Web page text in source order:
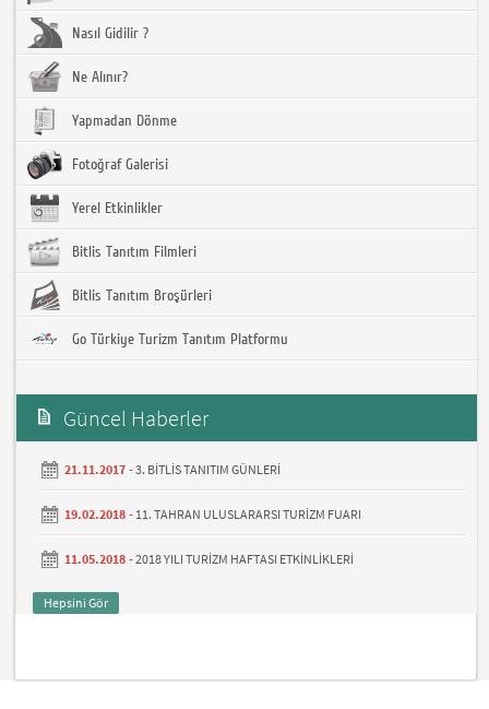
Nasıl Gidilir ?
Ne Alınır?
Yapmadan Dönme
Fotoğraf Galerisi
Yerel Etkinlikler
Bitlis Tanıtım Filmleri
Bitlis Tanıtım Broşürleri
Go Türkiye Turizm Tanıtım Platformu
Güncel Haberler
21.11.2017 -3. BİTLİS TANITIM GÜNLERİ
19.02.2018 - 11. TAHRAN ULUSLARARSI TURİZM FUARI
11.05.2018 -2018 YILI TURİZM HAFTASI ETKİNLİKLERİ
Hepsini Gör